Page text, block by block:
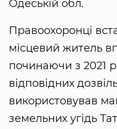
Одеській обл.
Правоохоронці
місцевий житель
починаючи з 2021
відповідних
використовував
земельних угідь